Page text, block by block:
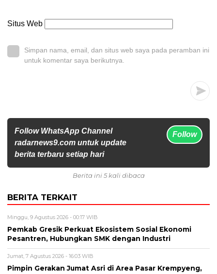
Situs Web
Simpan nama, email, dan situs web saya pada peramban ini
untuk komentar saya berikutnya.
Follow WhatsApp Channel
radarnews9.com untuk update
berita terbaru setiap hari
Follow
Berita ini 5 kali dibaca
BERITA TERKAIT
Minggu, 9 Agustus 2026 - 00:17 WIB
Pemkab Gresik Perkuat Ekosistem Sosial Ekonomi
Pesantren, Hubungkan SMK dengan Industri
Jumat, 7 Agustus 2026 - 16:03 WIB
Pimpin Gerakan Jumat Asri di Area Pasar Krempyeng,